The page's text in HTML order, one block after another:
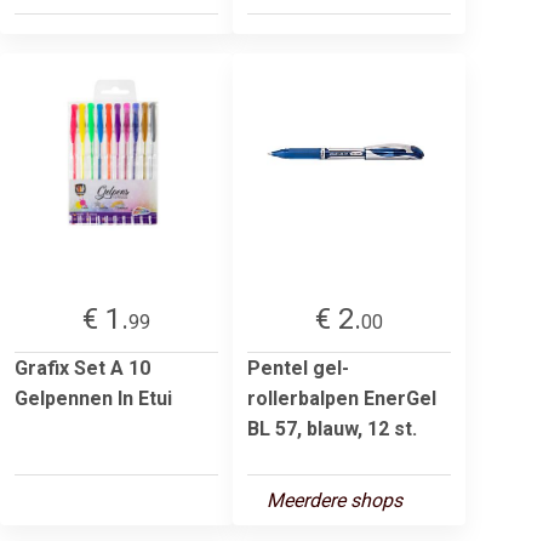
€ 1.99
Grafix Set A 10
Gelpennen In Etui
€ 2.00
Pentel gel-
rollerbalpen EnerGel
BL 57, blauw, 12 st.
Meerdere shops